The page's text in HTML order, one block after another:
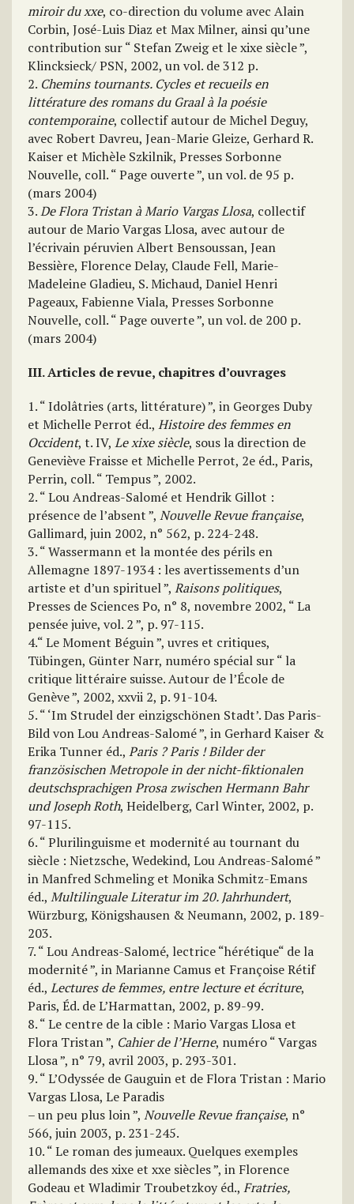
miroir du xxe, co-direction du volume avec Alain
Corbin, José-Luis Diaz et Max Milner, ainsi qu’une
contribution sur “ Stefan Zweig et le xixe siècle ”,
Klincksieck/ PSN, 2002, un vol. de 312 p.
2. Chemins tournants. Cycles et recueils en
littérature des romans du Graal à la poésie
contemporaine, collectif autour de Michel Deguy,
avec Robert Davreu, Jean-Marie Gleize, Gerhard R.
Kaiser et Michèle Szkilnik, Presses Sorbonne
Nouvelle, coll. “ Page ouverte ”, un vol. de 95 p.
(mars 2004)
3.De Flora Tristan à Mario Vargas Llosa, collectif
autour de Mario Vargas Llosa, avec autour de
l’écrivain péruvien Albert Bensoussan, Jean
Bessière, Florence Delay, Claude Fell, Marie-
Madeleine Gladieu, S. Michaud, Daniel Henri
Pageaux, Fabienne Viala, Presses Sorbonne
Nouvelle, coll. “ Page ouverte ”, un vol. de 200 p.
(mars 2004)
III. Articles de revue, chapitres d’ouvrages
1. “ Idolâtries (arts, littérature) ”, in Georges Duby
et Michelle Perrot éd., Histoire des femmes en
Occident, t. IV, Le xixe siècle, sous la direction de
Geneviève Fraisse et Michelle Perrot, 2e éd., Paris,
Perrin, coll. “ Tempus ”, 2002.
2. “ Lou Andreas-Salomé et Hendrik Gillot :
présence de l’absent ”, Nouvelle Revue française,
Gallimard, juin 2002, n° 562, p. 224-248.
3. “ Wassermann et la montée des périls en
Allemagne 1897-1934 : les avertissements d’un
artiste et d’un spirituel ”, Raisons politiques,
Presses de Sciences Po, n° 8, novembre 2002, “ La
pensée juive, vol. 2 ”, p. 97-115.
4.“ Le Moment Béguin ”, uvres et critiques,
Tübingen, Günter Narr, numéro spécial sur “ la
critique littéraire suisse. Autour de l’École de
Genève ”, 2002, xxvii 2, p. 91-104.
5. “ ‘Im Strudel der einzigschönen Stadt’. Das Paris-
Bild von Lou Andreas-Salomé ”, in Gerhard Kaiser &
Erika Tunner éd., Paris ? Paris ! Bilder der
französischen Metropole in der nicht-fiktionalen
deutschsprachigen Prosa zwischen Hermann Bahr
und Joseph Roth, Heidelberg, Carl Winter, 2002, p.
97-115.
6. “ Plurilinguisme et modernité au tournant du
siècle : Nietzsche, Wedekind, Lou Andreas-Salomé ”
in Manfred Schmeling et Monika Schmitz-Emans
éd., Multilinguale Literatur im 20. Jahrhundert,
Würzburg, Königshausen & Neumann, 2002, p. 189-
203.
7. “ Lou Andreas-Salomé, lectrice “hérétique“ de la
modernité ”, in Marianne Camus et Françoise Rétif
éd., Lectures de femmes, entre lecture et écriture,
Paris, Éd. de L’Harmattan, 2002, p. 89-99.
8. “ Le centre de la cible : Mario Vargas Llosa et
Flora Tristan ”, Cahier de l’Herne, numéro “ Vargas
Llosa ”, n° 79, avril 2003, p. 293-301.
9. “ L’Odyssée de Gauguin et de Flora Tristan : Mario
Vargas Llosa, Le Paradis
– un peu plus loin ”, Nouvelle Revue française, n°
566, juin 2003, p. 231-245.
10. “ Le roman des jumeaux. Quelques exemples
allemands des xixe et xxe siècles ”, in Florence
Godeau et Wladimir Troubetzkoy éd., Fratries,